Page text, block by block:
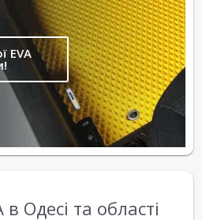
EVA
Одесі та області